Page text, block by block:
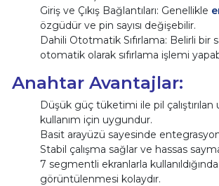
Giriş ve Çıkış Bağlantıları: Genellikle
özgüdür ve pin sayısı değişebilir.
Dahili Ototmatik Sıfırlama: Belirli bir
otomatik olarak sıfırlama işlemi
Anahtar Avantajlar:
Düşük güç tüketimi ile pil
kullanım için uygundur.
Basit arayüzü sayesinde
Stabil çalışma sağlar ve hassas
7 segmentli ekranlarla
görüntülenmesi kolaydır.